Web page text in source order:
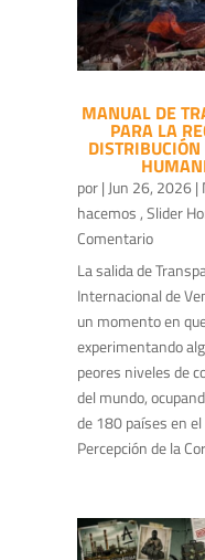
MANUAL DE
PARA LA
por| Jun 26, 2026|
hacemos ,Slider
Comentario
La salida de
Internacional de
un momento en
experimentando
peores niveles de
del mundo,
de 180 países en
Percepción de la